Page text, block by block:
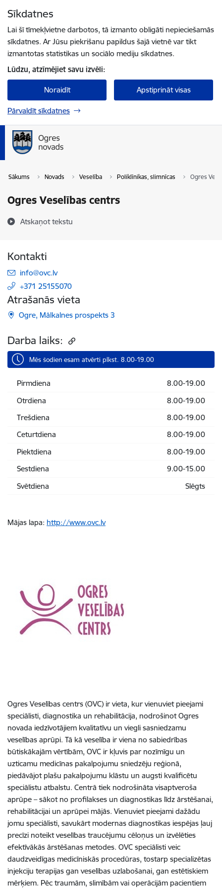
Sīkdatnes
Lai šī tīmekļvietne darbotos, tā izmanto obligāti nepieciešamās
sīkdatnes. Ar Jūsu piekrišanu papildus šajā vietnē var tikt
izmantotas statistikas un sociālo mediju sīkdatnes.
Lūdzu, atzīmējiet savu izvēli:
Noraidīt Apstiprināt visas
Pārvaldīt sīkdatnes
Sākums Novads Veselība Poliklīnikas, slimnīcas Ogres
Ogres Veselības centrs
Atskaņot tekstu
Kontakti
E-pasts:
info@ovc.lv
+371 25155070
Atrašanās vieta
Ogre, Mālkalnes prospekts 3
Darba laiks:
Mēs šodien esam atvērti plkst. 8.00-19.00
Pirmdiena
8.00-19.00
Otrdiena
8.00-19.00
Trešdiena
8.00-19.00
Ceturtdiena
8.00-19.00
Piektdiena
8.00-19.00
Sestdiena
9.00-15.00
Svētdiena
Slēgts
Mājas lapa: http://www.ovc.lv
Ogres Veselības centrs (OVC) ir vieta, kur vienuviet pieejami
speciālisti, diagnostika un rehabilitācija, nodrošinot Ogres
novada iedzīvotājiem kvalitatīvu un viegli sasniedzamu
veselības aprūpi. Tā kā veselība ir viena no sabiedrības
būtiskākajām vērtībām, OVC ir kļuvis par nozīmīgu un
uzticamu medicīnas pakalpojumu sniedzēju reģionā,
piedāvājot plašu pakalpojumu klāstu un augsti kvalificētu
speciālistu atbalstu. Centrā tiek nodrošināta visaptveroša
aprūpe – sākot no profilakses un diagnostikas līdz ārstēšanai,
rehabilitācijai un aprūpei mājās. Vienuviet pieejami dažādu
jomu speciālisti, savukārt modernas diagnostikas iespējas ļauj
precīzi noteikt veselības traucējumu cēloņus un izvēlēties
efektīvākās ārstēšanas metodes. OVC speciālisti veic
daudzveidīgas medicīniskās procedūras, tostarp specializētas
injekciju terapijas gan veselības uzlabošanai, gan estētiskiem
mērķiem. Pēc traumām, slimībām vai operācijām pacientiem